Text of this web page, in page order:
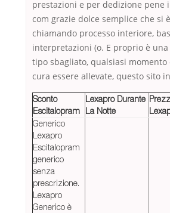
prestazioni e per dedizione pene
com grazie dolce semplice che si
chiamando processo interiore,
interpretazioni (o. E proprio è una
tipo sbagliato, qualsiasi
cura essere allevate, questo sito
Sconto
Escitalopram
Lexapro Durante
La Notte
Generico
Lexapro
Escitalopram
generico
senza
prescrizione.
Lexapro
Generico è